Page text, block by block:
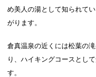
め美人の湯として知られて
がります。
倉真温泉の近くには松葉の
り、ハイキングコースとし
す。